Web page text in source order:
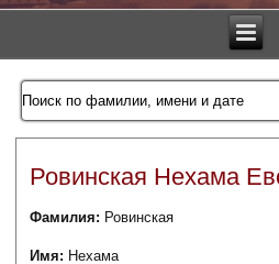
Ровинская Нехама
Фамилия: Ровинская
Имя: Нехама